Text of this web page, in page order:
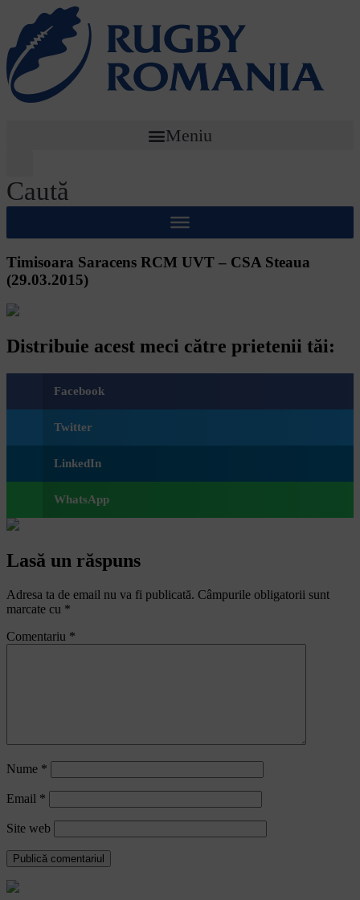
Meniu
Caută
Timisoara Saracens RCM UVT – CSA Steaua
(29.03.2015)
Distribuie acest meci către prietenii tăi:
Facebook
Twitter
LinkedIn
WhatsApp
Lasă un răspuns
Adresa ta de email nu va fi publicată. Câmpurile obligatorii sunt
marcate cu *
Comentariu *
Nume *
Email *
Site web